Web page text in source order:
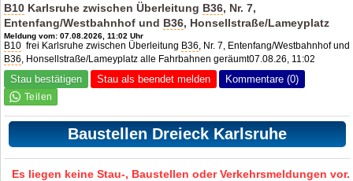
B10 Karlsruhe zwischen Überleitung B36, Nr. 7,
Entenfang/Westbahnhof und B36, Honsellstraße/Lameyplatz
Meldung vom: 07.08.2026, 11:02 Uhr
B10 frei Karlsruhe zwischen Überleitung B36, Nr. 7, Entenfang/Westbahnhof und
B36, Honsellstraße/Lameyplatz alle Fahrbahnen geräumt07.08.26, 11:02
Stau bestätigen Stau als beendet melden Kommentare (0)
Baustellen Dreieck Karlsruhe
Es liegen keine Stau-, Baustellen oder Verkehrsmeldungen vor.